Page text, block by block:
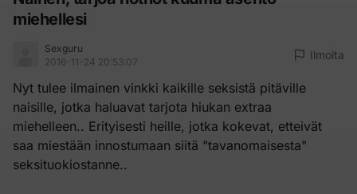
miehellesi
Sexguru
2016-11-24 20:53:07
Ilmoita
Nyt tulee ilmainen vinkki kaikille seksistä pitäville
naisille, jotka haluavat tarjota hiukan extraa
miehelleen.. Erityisesti heille, jotka kokevat, etteivät
saa miestään innostumaan siitä "tavanomaisesta"
seksituokiostanne..